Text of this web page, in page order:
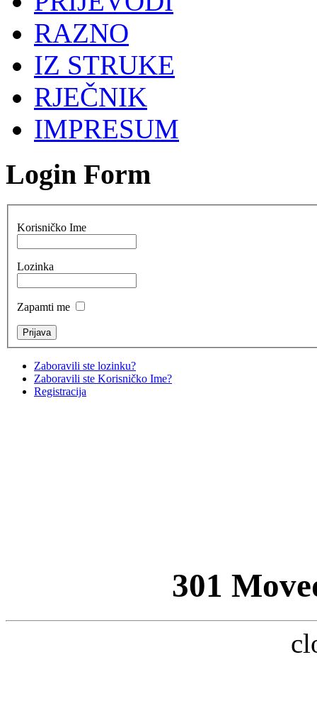
RAZNO
IZ STRUKE
RJEČNIK
IMPRESUM
Login Form
Korisničko Ime
Lozinka
Zapamti me
Zaboravili ste lozinku?
Zaboravili ste Korisničko Ime?
Registracija
301